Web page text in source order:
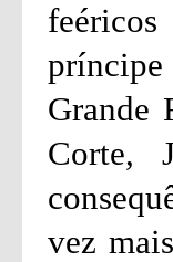
Grande
Corte,
vez